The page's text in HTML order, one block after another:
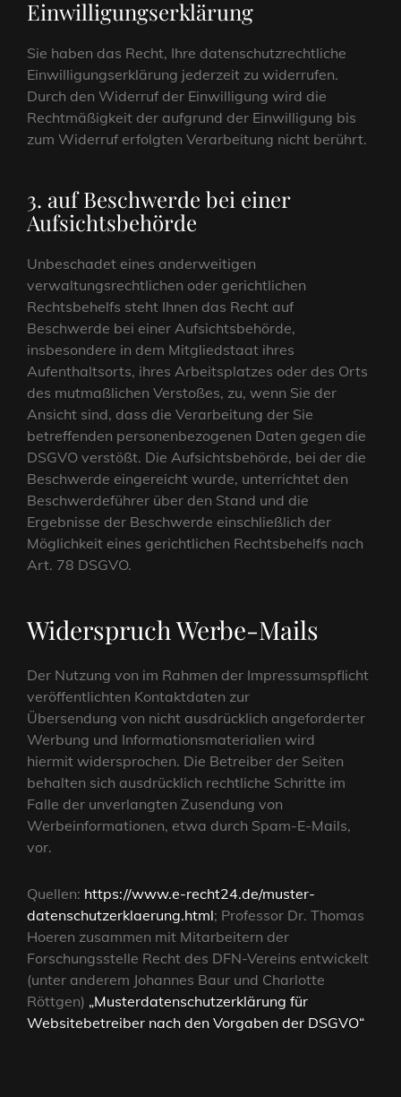
Einwilligungserklärung
Sie haben das Recht, Ihre datenschutzrechtliche
Einwilligungserklärung jederzeit zu widerrufen.
Durch den Widerruf der Einwilligung wird die
Rechtmäßigkeit der aufgrund der Einwilligung bis
zum Widerruf erfolgten Verarbeitung nicht berührt.
3. auf Beschwerde bei einer
Aufsichtsbehörde
Unbeschadet eines anderweitigen
verwaltungsrechtlichen oder gerichtlichen
Rechtsbehelfs steht Ihnen das Recht auf
Beschwerde bei einer Aufsichtsbehörde,
insbesondere in dem Mitgliedstaat ihres
Aufenthaltsorts, ihres Arbeitsplatzes oder des Orts
des mutmaßlichen Verstoßes, zu, wenn Sie der
Ansicht sind, dass die Verarbeitung der Sie
betreffenden personenbezogenen Daten gegen die
DSGVO verstößt. Die Aufsichtsbehörde, bei der die
Beschwerde eingereicht wurde, unterrichtet den
Beschwerdeführer über den Stand und die
Ergebnisse der Beschwerde einschließlich der
Möglichkeit eines gerichtlichen Rechtsbehelfs nach
Art. 78 DSGVO.
Widerspruch Werbe-Mails
Der Nutzung von im Rahmen der Impressumspflicht
veröffentlichten Kontaktdaten zur
Übersendung von nicht ausdrücklich angeforderter
Werbung und Informationsmaterialien wird
hiermit widersprochen. Die Betreiber der Seiten
behalten sich ausdrücklich rechtliche Schritte im
Falle der unverlangten Zusendung von
Werbeinformationen, etwa durch Spam-E-Mails,
vor.
Quellen: https://www.e-recht24.de/muster-
datenschutzerklaerung.html; Professor Dr. Thomas
Hoeren zusammen mit Mitarbeitern der
Forschungsstelle Recht des DFN-Vereins entwickelt
(unter anderem Johannes Baur und Charlotte
Röttgen) „Musterdatenschutzerklärung für
Websitebetreiber nach den Vorgaben der DSGVO“